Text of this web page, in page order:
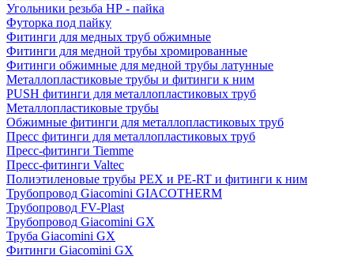
Угольники резьба НР - пайка
Футорка под пайку
Фитинги для медных труб обжимные
Фитинги для медной трубы хромированные
Фитинги обжимные для медной трубы латунные
Металлопластиковые трубы и фитинги к ним
PUSH фитинги для металлопластиковых труб
Металлопластиковые трубы
Обжимные фитинги для металлопластиковых труб
Пресс фитинги для металлопластиковых труб
Пресс-фитинги Tiemme
Пресс-фитинги Valtec
Полиэтиленовые трубы PEX и PE-RT и фитинги к ним
Трубопровод Giacomini GIACOTHERM
Трубопровод FV-Plast
Трубопровод Giacomini GX
Труба Giacomini GX
Фитинги Giacomini GX